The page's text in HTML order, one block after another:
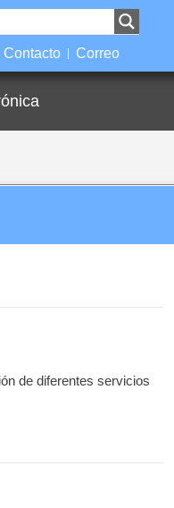
Contacto Correo
de diferentes servicios